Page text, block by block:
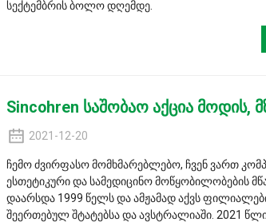
სექტემბრის ბოლო დღემდე.
Sincohren საშობაო აქცია მოდის,
2021-12-20
ჩემო ძვირფასო მომხმარებლებო, ჩვენ ვართ
ესთეტიკური და სამედიცინო მოწყობილობების
დაარსდა 1999 წელს და ამჟამად აქვს
შეერთებულ შტატებსა და ავსტრალიაში. 2021